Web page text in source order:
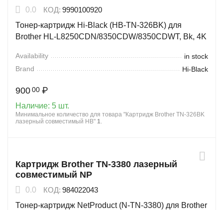
0.0 КОД: 9990100920
Тонер-картридж Hi-Black (HB-TN-326BK) для
Brother HL-L8250CDN/8350CDW/8350CDWT, Bk, 4K
Availability
in stock
Brand
Hi-Black
900 00 ₽
Наличие: 5 шт.
Минимальное количество для товара "Картридж Brother TN-326BK
лазерный совместимый HB" 1.
Картридж Brother TN-3380 лазерный
совместимый NP
0.0 КОД: 984022043
Тонер-картридж NetProduct (N-TN-3380) для Brother